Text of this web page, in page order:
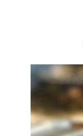
円以上660円、10万円
ご注文後、7日以内に
がない場合は自動でキ
※コンビニ決済をご利
※ご入金が確認でき次
※配送日をご指定され